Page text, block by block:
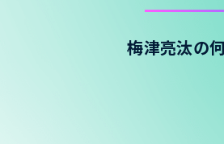
梅津亮汰の